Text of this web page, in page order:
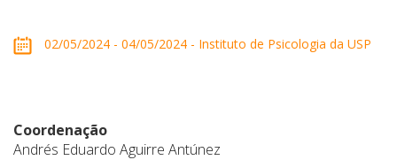
02/05/2024 - 04/05/2024 - Instituto de Psicologia da USP
Coordenação
Andrés Eduardo Aguirre Antúnez